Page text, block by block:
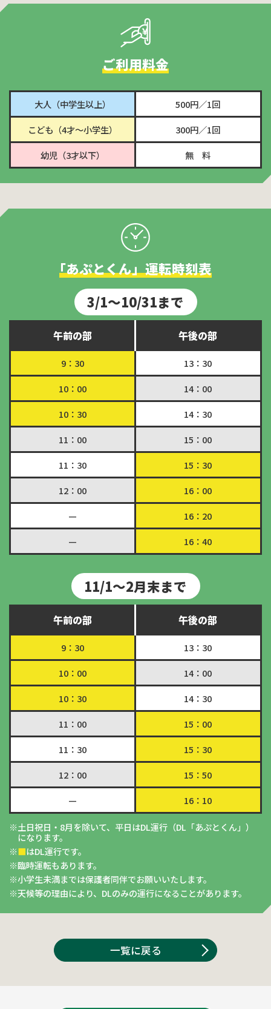
ご利用料金
大人（中学生以上）
500円／1回
こども（4才～小学生）
300円／1回
幼児（3才以下）
無 料
｢あぷとくん」運転時刻表
3/1～10/31まで
午前の部 午後の部
9：30
13：30
10：00
14：00
10：30
14：30
11：00
15：00
11：30
15：30
12：00
16：00
—
16：20
—
16：40
11/1～2月末まで
午前の部 午後の部
9：30
13：30
10：00
14：00
10：30
14：30
11：00
15：00
11：30
15：30
12：00
15：50
—
16：10
土日祝日・8月を除いて、平日はDL運行（DL「あぷとくん」）
になります。
■はDL運行です。
臨時運転もあります。
小学生未満までは保護者同伴でお願いいたします。
天候等の理由により、DLのみの運行になることがあります。
一覧に戻る